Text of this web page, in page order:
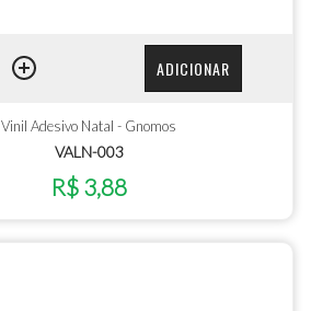
ADICIONAR
Vinil Adesivo Natal - Gnomos
VALN-003
R$ 3,88